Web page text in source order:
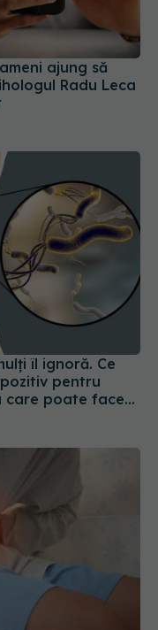
Radu Leca
îl ignoră. Ce
pentru
care poate face
asociat cu un risc
Parkinson